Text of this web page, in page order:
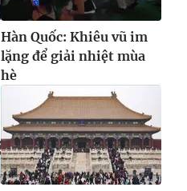
Hàn Quốc: Khiêu vũ im
lặng để giải nhiệt mùa
hè